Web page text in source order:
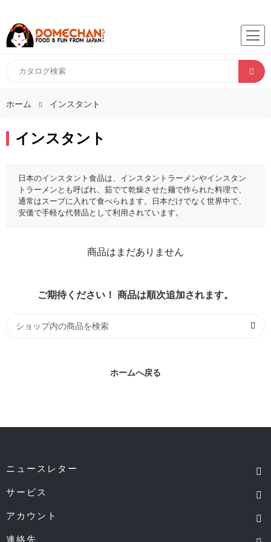
ホーム インスタント
インスタント
日本のインスタント食品は、インスタントラーメンやインスタン
トラーメンとも呼ばれ、茹でて乾燥させた麺で作られた料理で、
通常はスープに入れて食べられます。日本だけでなく世界中で、
安価で手軽な代替品として利用されています。
商品はまだありません
ご期待ください！ 商品は順次追加されます。
ホームへ戻る
ニュースレター
サービス
アカウント
連絡先